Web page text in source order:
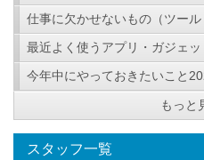
仕事に欠かせないもの（ツール
最近よく使うアプリ・ガジェッ
今年中にやっておきたいこと
もっと
スタッフ一覧